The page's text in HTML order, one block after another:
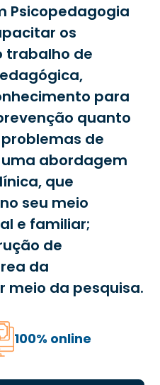
Psicopedagogia
os
trabalho de
para
quanto
de
abordagem
que
seu meio
e familiar;
de
da
meio da pesquisa.
100% online